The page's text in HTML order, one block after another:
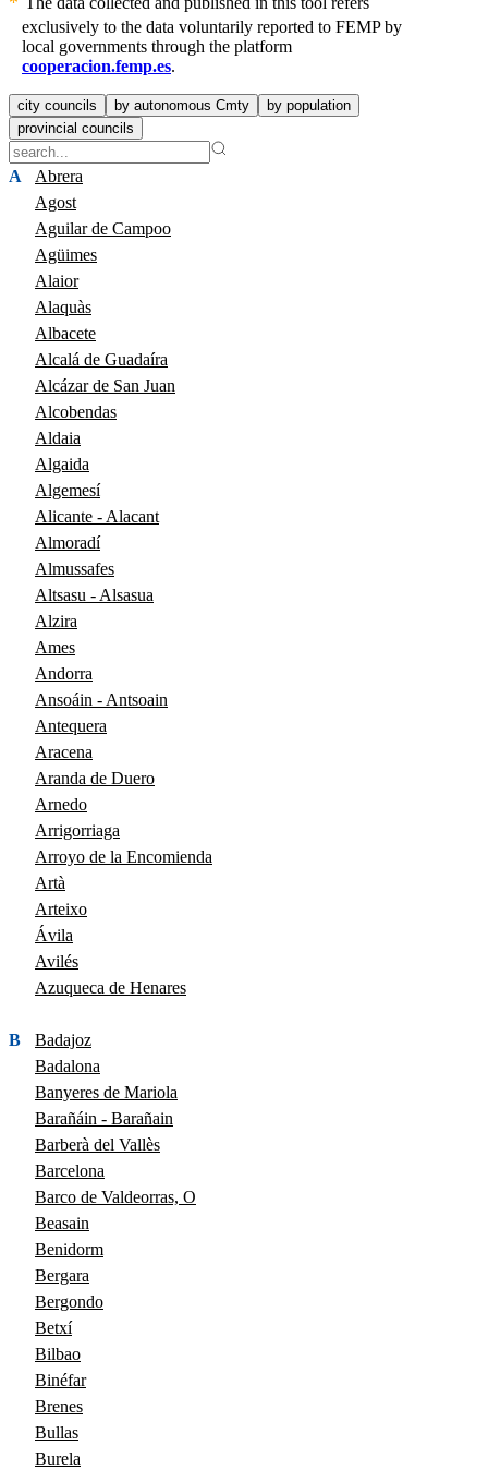
exclusively to the data voluntarily reported to FEMP by
local governments through the platform
cooperacion.femp.es.
city councils by autonomous Cmty
by population
provincial councils
A
Abrera
Agost
Aguilar de Campoo
Agüimes
Alaior
Alaquàs
Albacete
Alcalá de Guadaíra
Alcázar de San Juan
Alcobendas
Aldaia
Algaida
Algemesí
Alicante - Alacant
Almoradí
Almussafes
Altsasu - Alsasua
Alzira
Ames
Andorra
Ansoáin - Antsoain
Antequera
Aracena
Aranda de Duero
Arnedo
Arrigorriaga
Arroyo de la Encomienda
Artà
Arteixo
Ávila
Avilés
Azuqueca de Henares
B
Badajoz
Badalona
Banyeres de Mariola
Barañáin - Barañain
Barberà del Vallès
Barcelona
Barco de Valdeorras, O
Beasain
Benidorm
Bergara
Bergondo
Betxí
Bilbao
Binéfar
Brenes
Bullas
Burela